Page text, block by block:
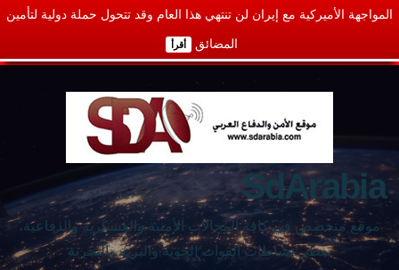
المواجهة الأميركية مع إيران لن تنتهي هذا العام وقد تتحول حملة دولية لتأمين
المضائق أقرأ
SdArabia
موقع متخصص في كافة المجالات الأمنية والعسكرية والدفاعية،
يغطي نشاطات القوات الجوية والبرية والبحرية